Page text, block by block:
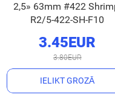
2,5» 63mm #422
R2/5-422-SH-F10
3.45EUR
3.80EUR
IELIKT GROZĀ